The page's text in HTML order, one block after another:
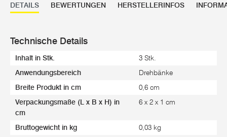
DETAILS BEWERTUNGEN HERSTELLERINFOS
Technische Details
Inhalt in Stk. 3 Stk.
Anwendungsbereich Drehbänke
Breite Produkt in cm 0,6 cm
Verpackungsmaße (L x B x H) in
cm
6 x 2 x 1 cm
Bruttogewicht in kg 0,03 kg